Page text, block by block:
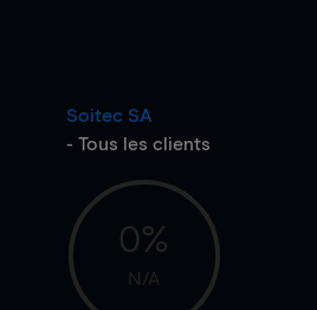
Soitec SA
- Tous les clients
0%
N/A